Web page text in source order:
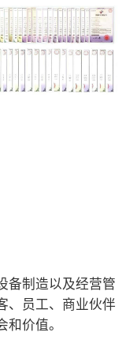
备制造以及经营管
、员工、商业伙伴
价值。